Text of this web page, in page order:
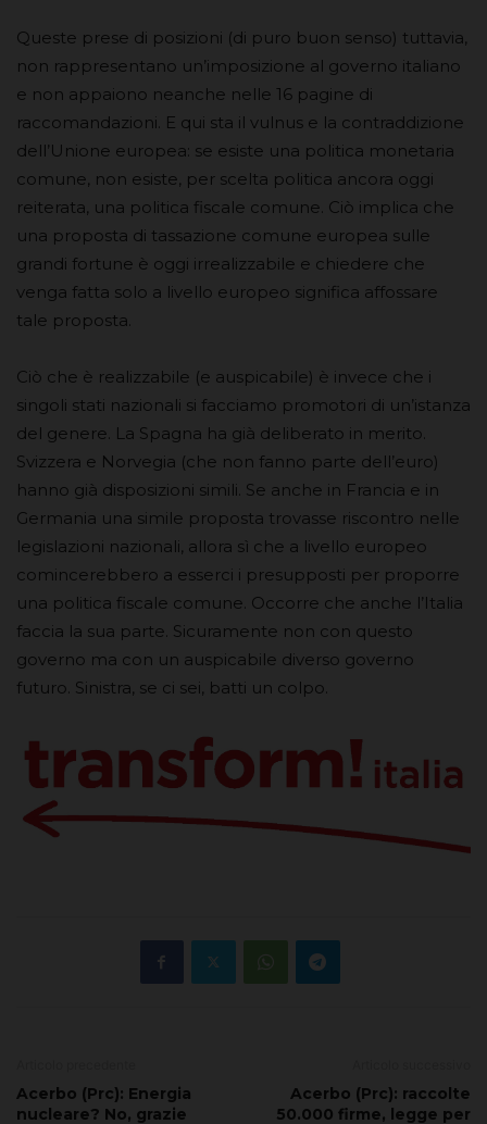
Queste prese di posizioni (di puro buon senso) tuttavia,
non rappresentano un’imposizione al governo italiano
e non appaiono neanche nelle 16 pagine di
raccomandazioni. E qui sta il vulnus e la contraddizione
dell’Unione europea: se esiste una politica monetaria
comune, non esiste, per scelta politica ancora oggi
reiterata, una politica fiscale comune. Ciò implica che
una proposta di tassazione comune europea sulle
grandi fortune è oggi irrealizzabile e chiedere che
venga fatta solo a livello europeo significa affossare
tale proposta.
Ciò che è realizzabile (e auspicabile) è invece che i
singoli stati nazionali si facciamo promotori di un’istanza
del genere. La Spagna ha già deliberato in merito.
Svizzera e Norvegia (che non fanno parte dell’euro)
hanno già disposizioni simili. Se anche in Francia e in
Germania una simile proposta trovasse riscontro nelle
legislazioni nazionali, allora sì che a livello europeo
comincerebbero a esserci i presupposti per proporre
una politica fiscale comune. Occorre che anche l’Italia
faccia la sua parte. Sicuramente non con questo
governo ma con un auspicabile diverso governo
futuro. Sinistra, se ci sei, batti un colpo.
Acerbo (Prc): Energia
nucleare? No, grazie
Acerbo (Prc): raccolte
50.000 firme, legge per